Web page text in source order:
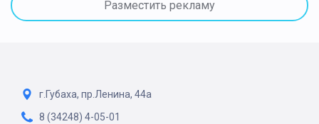
Разместить рекламу
г.Губаха, пр.Ленина, 44а
8 (34248) 4-05-01